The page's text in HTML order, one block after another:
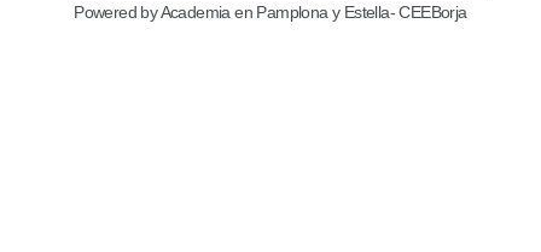
Powered by Academia en Pamplona y Estella- CEEBorja